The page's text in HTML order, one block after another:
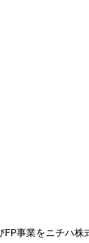
事業をニチハ